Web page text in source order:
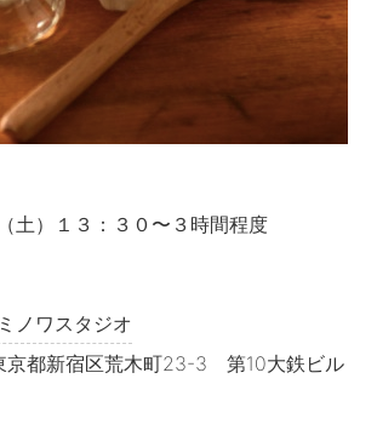
土）１３：３０〜３時間程度
ノワスタジオ
都新宿区荒木町23-3 第10大鉄ビル